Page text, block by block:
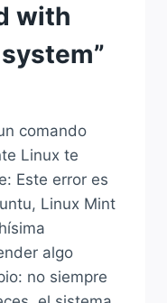
with
comando
Linux te
Este error es
Linux Mint
algo
no siempre